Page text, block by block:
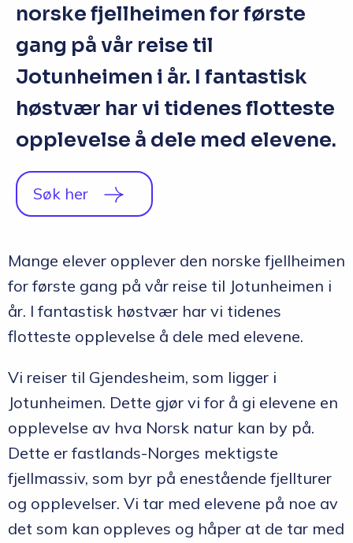
norske fjellheimen for første
gang på vår reise til
Jotunheimen i år. I fantastisk
høstvær har vi tidenes flotteste
opplevelse å dele med elevene.
Søk her
Mange elever opplever den norske fjellheimen
for første gang på vår reise til Jotunheimen i
år. I fantastisk høstvær har vi tidenes
flotteste opplevelse å dele med elevene.
Vi reiser til Gjendesheim, som ligger i
Jotunheimen. Dette gjør vi for å gi elevene en
opplevelse av hva Norsk natur kan by på.
Dette er fastlands-Norges mektigste
fjellmassiv, som byr på enestående fjellturer
og opplevelser. Vi tar med elevene på noe av
det som kan oppleves og håper at de tar med